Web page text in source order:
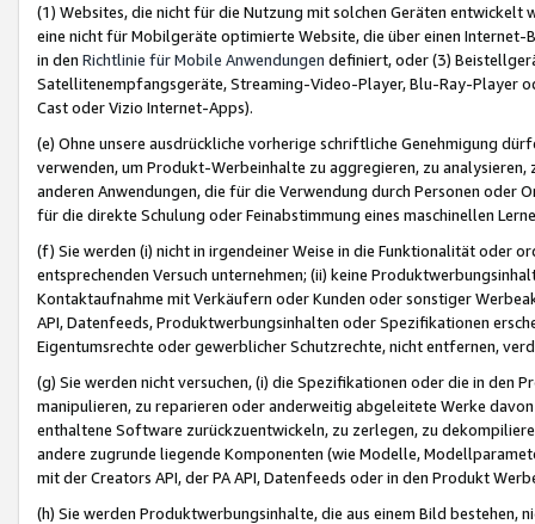
(1) Websites, die nicht für die Nutzung mit solchen Geräten
eine nicht für Mobilgeräte optimierte Website, die über einen
in den Richtlinie für Mobile Anwendungen definiert, oder (3)
Satellitenempfangsgeräte, Streaming-Video-Player, Blu-Ray-Player
Cast oder Vizio Internet-Apps).
(e) Ohne unsere ausdrückliche vorherige schriftliche Genehmigung
verwenden, um Produkt-Werbeinhalte zu aggregieren, zu
anderen Anwendungen, die für die Verwendung durch Personen
für die direkte Schulung oder Feinabstimmung eines maschinellen
(f) Sie werden (i) nicht in irgendeiner Weise in die Funktionalität oder
entsprechenden Versuch unternehmen; (ii) keine
Kontaktaufnahme mit Verkäufern oder Kunden oder sonstiger
API, Datenfeeds, Produktwerbungsinhalten oder Spezifikationen
Eigentumsrechte oder gewerblicher Schutzrechte, nicht entfernen,
(g) Sie werden nicht versuchen, (i) die Spezifikationen oder die in
manipulieren, zu reparieren oder anderweitig abgeleitete Werke
enthaltene Software zurückzuentwickeln, zu zerlegen, zu
andere zugrunde liegende Komponenten (wie Modelle,
mit der Creators API, der PA API, Datenfeeds oder in den Produkt
(h) Sie werden Produktwerbungsinhalte, die aus einem Bild bestehen,